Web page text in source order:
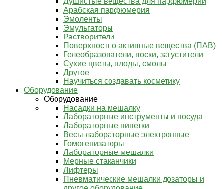
Арабская парфюмерия
Эмоленты
Эмульгаторы
Растворители
Поверхностно активные вещества (ПАВ)
Гелеобразователи, воски, загустители
Сухие цветы, плоды, смолы
Другое
Научиться создавать косметику
Оборудование
Оборудование
Насадки на мешалку
Лабораторные инструменты и посуда
Лабораторные пипетки
Весы лабораторные электронные
Гомогенизаторы
Лабораторные мешалки
Мерные стаканчики
Лифтеры
Пневматические мешалки дозаторы и